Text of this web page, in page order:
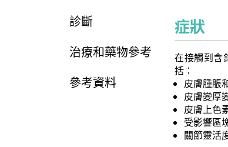
診斷
治療和藥物參考
參考資料
症狀
在接觸到含
括：
皮膚腫脹
皮膚變厚
皮膚上色
受影響區
關節靈活